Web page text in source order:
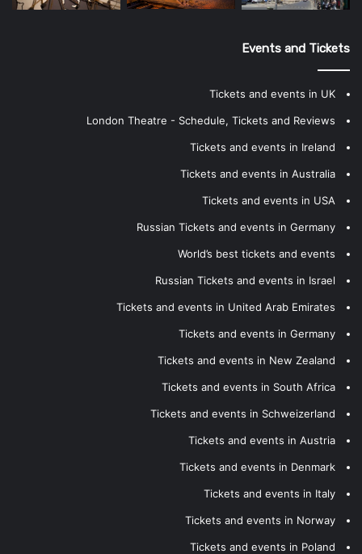
Events and Tickets
Tickets and events in UK
London Theatre - Schedule, Tickets and Reviews
Tickets and events in Ireland
Tickets and events in Australia
Tickets and events in USA
Russian Tickets and events in Germany
World’s best tickets and events
Russian Tickets and events in Israel
Tickets and events in United Arab Emirates
Tickets and events in Germany
Tickets and events in New Zealand
Tickets and events in South Africa
Tickets and events in Schweizerland
Tickets and events in Austria
Tickets and events in Denmark
Tickets and events in Italy
Tickets and events in Norway
Tickets and events in Poland